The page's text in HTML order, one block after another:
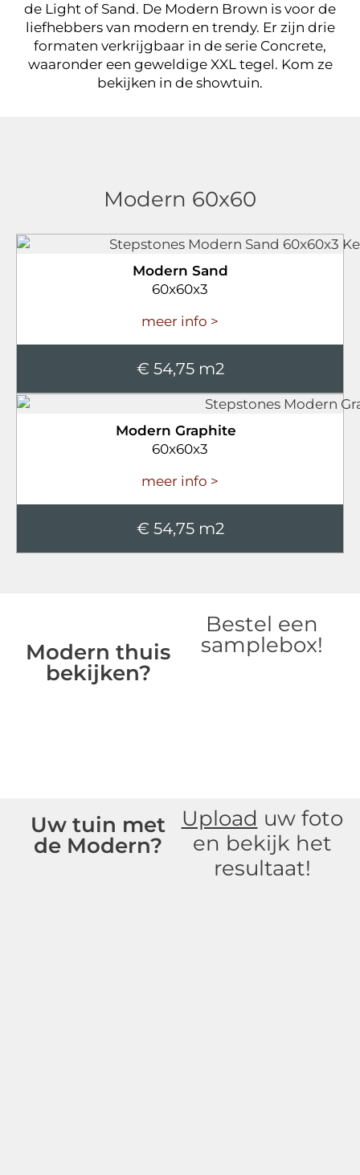
de Light of Sand. De Modern Brown is voor de
liefhebbers van modern en trendy. Er zijn drie
formaten verkrijgbaar in de serie Concrete,
waaronder een geweldige XXL tegel. Kom ze
bekijken in de showtuin.
Modern 60x60
Modern Sand
60x60x3
meer info >
€ 54,75 m2
Modern Graphite
60x60x3
meer info >
€ 54,75 m2
Modern thuis
bekijken?
Bestel een
samplebox!
Uw tuin met
de Modern?
Upload uw foto
en bekijk het
resultaat!